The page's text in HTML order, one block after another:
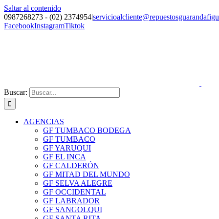
Saltar al contenido
0987268273 - (02) 2374954|
FacebookInstagramTiktok
Buscar:
AGENCIAS
GF TUMBACO BODEGA
GF TUMBACO
GF YARUQUI
GF EL INCA
GF CALDERÓN
GF MITAD DEL MUNDO
GF SELVA ALEGRE
GF OCCIDENTAL
GF LABRADOR
GF SANGOLQUI